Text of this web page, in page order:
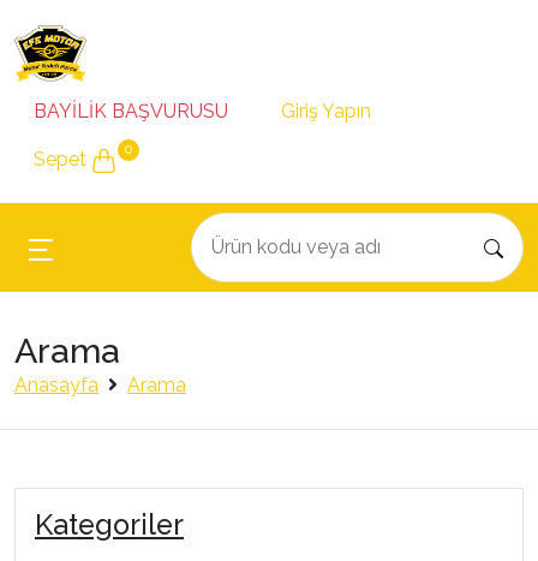
BAYİLİK BAŞVURUSU Giriş Yapın
Sepet 0
Arama
Anasayfa Arama
Kategoriler